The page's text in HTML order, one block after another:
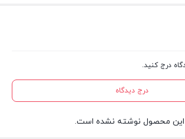
درج کنید.
درج دیدگاه
این محصول نوشته نشده است.